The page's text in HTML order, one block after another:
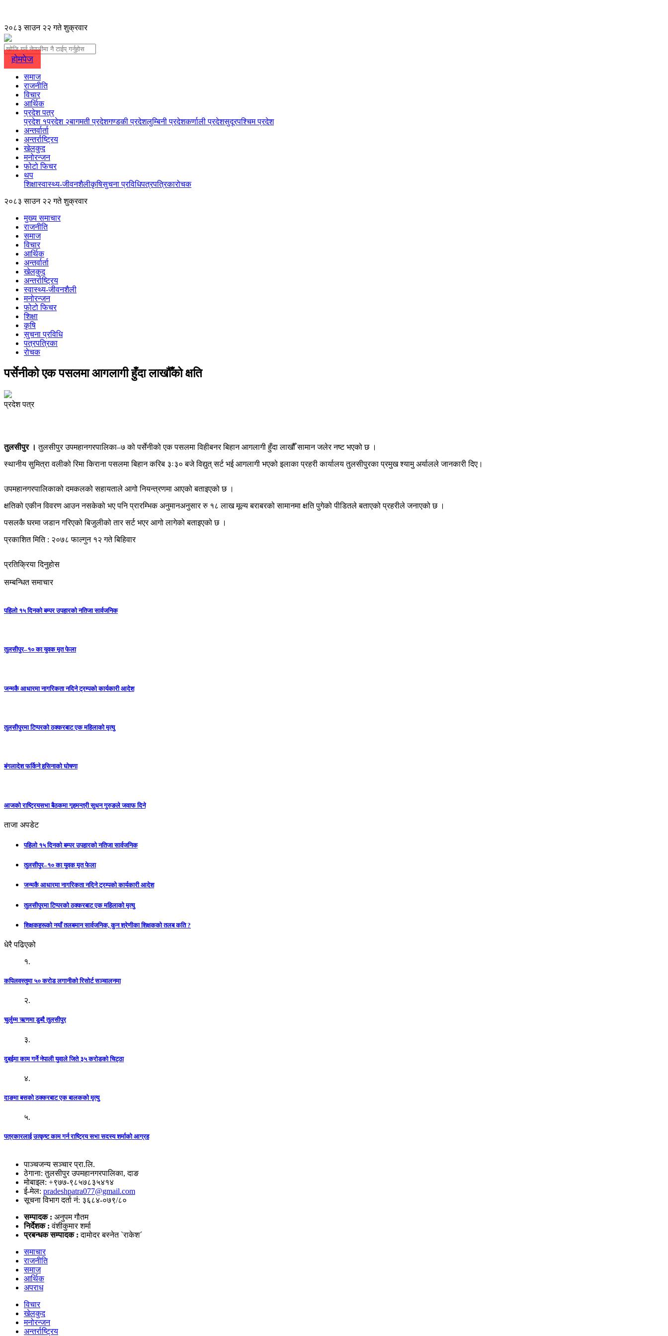
२०८३ साउन २२ गते शुक्रवार
होमपेज
समाज
राजनीति
विचार
आर्थिक
प्रदेश पत्र
प्रदेश १प्रदेश २बागमती प्रदेशगण्डकी प्रदेशलुम्बिनी प्रदेशकर्णाली प्रदेशसुदूरपश्चिम प्रदेश
अन्तर्वार्ता
अन्तर्राष्ट्रिय
खेलकुद
मनोरन्जन
फोटो फिचर
थप
शिक्षास्वास्थ्य-जीवनशैलीकृषिसुचना प्रविधिपत्रपत्रिकारोचक
२०८३ साउन २२ गते शुक्रवार
मुख्य समाचार
राजनीति
समाज
विचार
आर्थिक
अन्तर्वार्ता
खेलकुद
अन्तर्राष्ट्रिय
स्वास्थ्य-जीवनशैली
मनोरन्जन
फोटो फिचर
शिक्षा
कृषि
सुचना प्रविधि
पत्रपत्रिका
रोचक
पर्सेनीको एक पसलमा आगलागी हुँदा लाखौँको क्षति
प्रदेश पत्र
तुलसीपुर ।तुलसीपुर उपमहानगरपालिका–७ को पर्सेनीको एक पसलमा विहीबनर बिहान आगलागी हुँदा लाखौँ सामान जलेर नष्ट भएको छ ।
स्थानीय सुमित्रा वलीको रिमा किराना पसलमा बिहान करिब ३ः३० बजे विद्युत् सर्ट भई आगलागी भएको इलाका प्रहरी कार्यालय तुलसीपुरका प्रमुख श्यामु अर्यालले जानकारी दिए।
उपमहानगरपालिकाको दमकलको सहायताले आगो नियन्त्रणमा आएको बताइएको छ ।
क्षतिको एकीन विवरण आउन नसकेको भए पनि प्रारम्भिक अनुमानअनुसार रु १८ लाख मूल्य बराबरको सामानमा क्षति पुगेको पीडितले बताएको प्रहरीले जनाएको छ ।
पसलकै घरमा जडान गरिएको बिजुलीको तार सर्ट भएर आगो लागेको बताइएको छ ।
प्रकाशित मिति : २०७८ फाल्गुन १२ गते बिहिवार
प्रतिक्रिया दिनुहोस
सम्बन्धित समाचार
पहिलो १५ दिनको बम्पर उपहारको नतिजा सार्वजनिक
तुलसीपुर–१० का युवक मृत फेला
जन्मकै आधारमा नागरिकता नदिने ट्रम्पको कार्यकारी आदेश
तुलसीपुरमा टिप्परको ठक्करबाट एक महिलाको मृत्यु
बंगलादेश फर्किने हसिनाको घोषणा
आजको राष्ट्रियसभा बैठकमा गृहमन्त्री सुधन गुरुङले जवाफ दिने
ताजा अपडेट
पहिलो १५ दिनको बम्पर उपहारको नतिजा सार्वजनिक
तुलसीपुर–१० का युवक मृत फेला
जन्मकै आधारमा नागरिकता नदिने ट्रम्पको कार्यकारी आदेश
तुलसीपुरमा टिप्परको ठक्करबाट एक महिलाको मृत्यु
शिक्षकहरूको नयाँ तलबमान सार्वजनिक, कुन श्रेणीका शिक्षकको तलब कति ?
धेरै पढिएको
१.
कपिलवस्तुमा ५० करोड लगानीको रिसोर्ट सञ्चालनमा
२.
चुर्लुम्म ऋणमा डुब्दै तुलसीपुर
३.
दुबईमा काम गर्ने नेपाली युवाले जिते ३५ करोडको चिट्ठा
४.
दाङमा बसको ठक्करबाट एक बालकको मृत्यु
५.
पत्रकारलाई उत्कृष्ट काम गर्न राष्ट्रिय सभा सदस्य शर्माको आग्रह
पाञ्चजन्य सञ्चार प्रा.लि.
ठेगाना: तुलसीपुर उपमहानगरपालिका, दाङ
मोबाइल: +९७७-९८५७८३५४१४
ई-मेल: pradeshpatra077@gmail.com
सूचना विभाग दर्ता नं: ३६८४-०७९/८०
सम्पादक : अनुपम गौतम
निर्देशक :वंशीकुमार शर्मा
प्रबन्धक सम्पादक :दामोदर बस्नेत `राकेश´
समाचार
राजनीति
समाज
आर्थिक
अपराध
विचार
खेलकुद
मनोरन्जन
अन्तर्राष्ट्रिय